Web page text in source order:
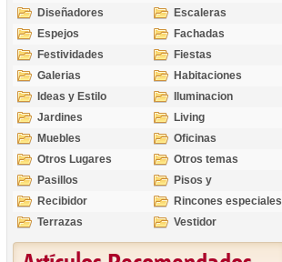
Interiores
Ocasiones
Diseñadores
Escaleras
Espejos
Fachadas
Festividades
Fiestas
Galerias
Habitaciones
Ideas y Estilo
Iluminacion
Jardines
Living
Muebles
Oficinas
Otros Lugares
Otros temas
Pasillos
Pisos y
revestimientos
Recibidor
Rincones especiales
Terrazas
Vestidor